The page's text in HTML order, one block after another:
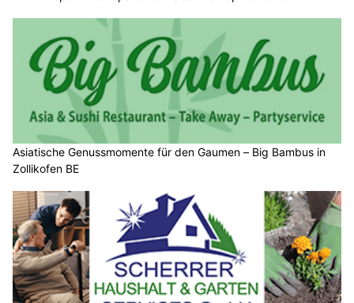
Asiatische Genussmomente für den Gaumen – Big Bambus in
Zollikofen BE